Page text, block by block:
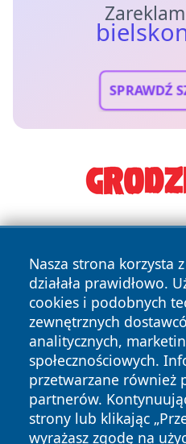
SPRAWDŹ
Nasza strona korzysta
działała prawidłowo.
cookies i podobnych
zewnętrznych
analitycznych,
społecznościowych.
przetwarzane również
partnerów.
strony lub klikając
wyrażasz zgodę na
Copyright © 2026
zastrzeżone.
News Autorzy
Polityka